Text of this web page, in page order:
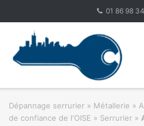
01 86 98
Dépannage serrurier » Métallerie »
de confiance de l'OISE » Serrurier »